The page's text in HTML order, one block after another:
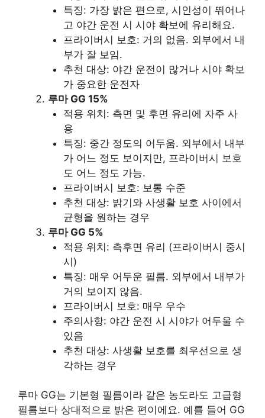
특징: 가장 밝은 편으로, 시인성이 뛰어나
고 야간 운전 시 시야 확보에 유리해요.
프라이버시 보호: 거의 없음. 외부에서 내
부가 잘 보임.
추천 대상: 야간 운전이 많거나 시야 확보
가 중요한 운전자
루마 GG 15%
적용 위치: 측면 및 후면 유리에 자주 사
용
특징: 중간 정도의 어두움. 외부에서 내부
가 어느 정도 보이지만, 프라이버시 보호
도 어느 정도 가능.
프라이버시 보호: 보통 수준
추천 대상: 밝기와 사생활 보호 사이에서
균형을 원하는 경우
루마 GG 5%
적용 위치: 측후면 유리 (프라이버시 중시
시)
특징: 매우 어두운 필름. 외부에서 내부가
거의 보이지 않음.
프라이버시 보호: 매우 우수
주의사항: 야간 운전 시 시야가 어두울 수
있음
추천 대상: 사생활 보호를 최우선으로 생
각하는 경우
루마 GG는 기본형 필름이라 같은 농도라도 고급형
필름보다 상대적으로 밝은 편이에요. 예를 들어 GG